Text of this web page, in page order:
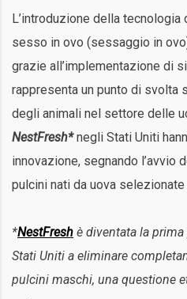
L’introduzione della
sesso in ovo (sessaggio in
grazie all’implementazione di
rappresenta un punto di svolta
degli animali nel settore delle
NestFresh*negli Stati Uniti
innovazione, segnando l’avvio
pulcini nati da uova
*NestFresh è diventata la
Stati Uniti a eliminare
pulcini maschi, una questione